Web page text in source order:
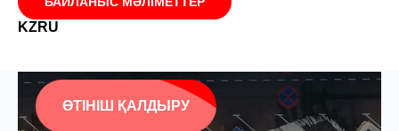
KZRU
Біздің әлеуетті серіктестерімізді
қызықтыруы мүмкін халықаралық сауда
ӨТІНІШ ҚАЛДЫРУ
KZRU